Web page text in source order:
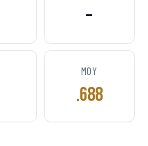
–
MOY
.688